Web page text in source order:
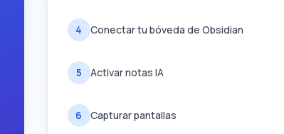
4 Conectar tu bóveda de Obsidian
5 Activar notas IA
6 Capturar pantallas